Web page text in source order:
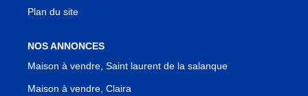
Plan du site
NOS ANNONCES
Maison à vendre, Saint laurent de la salanque
Maison à vendre, Claira